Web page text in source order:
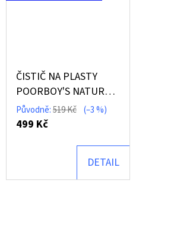
ČISTIČ NA PLASTY
POORBOY'S NATURAL
LOOK 473ML
Původně:519 Kč (–3 %)
499 Kč
DETAIL